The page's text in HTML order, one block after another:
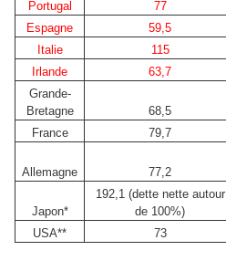
Portugal
77
Espagne
59,5
Italie
115
Irlande
63,7
Grande-
Bretagne
68,5
France
79,7
Allemagne 77,2
Japon*
192,1 (dette nette autour
de 100%)
USA**
73